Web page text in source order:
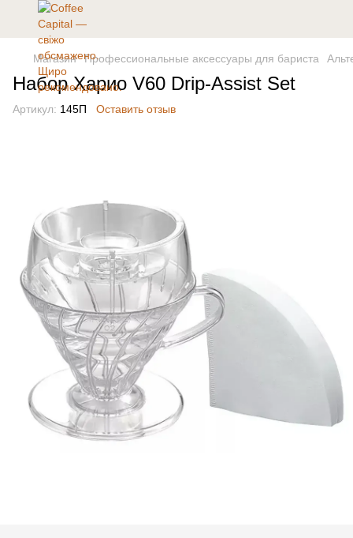
Магазин Профессиональные аксессуары для бариста
Набор Харио V60 Drip-Assist Set
Артикул: 145П Оставить отзыв